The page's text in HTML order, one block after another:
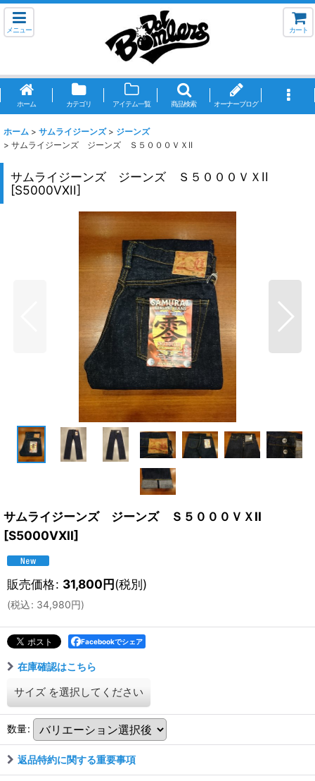
メニュー カート
ホーム カテゴリ アイテム一覧 商品検索 オーナーブログ
ホーム > サムライジーンズ > ジーンズ
> サムライジーンズ ジーンズ Ｓ５０００ＶＸII
サムライジーンズ ジーンズ Ｓ５０００ＶＸII
[S5000VXII]
サムライジーンズ ジーンズ Ｓ５０００ＶＸII
[S5000VXII]
販売価格: 31,800円(税別)
(税込: 34,980円)
Facebookでシェア
在庫確認はこちら
サイズ を選択してください
数量:
返品特約に関する重要事項